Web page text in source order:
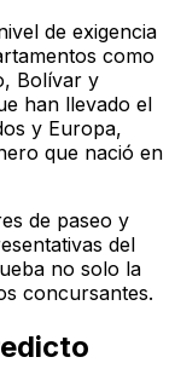
de exigencia
como
Bolívar y
han llevado el
y Europa,
que nació en
de paseo y
del
no solo la
concursantes.